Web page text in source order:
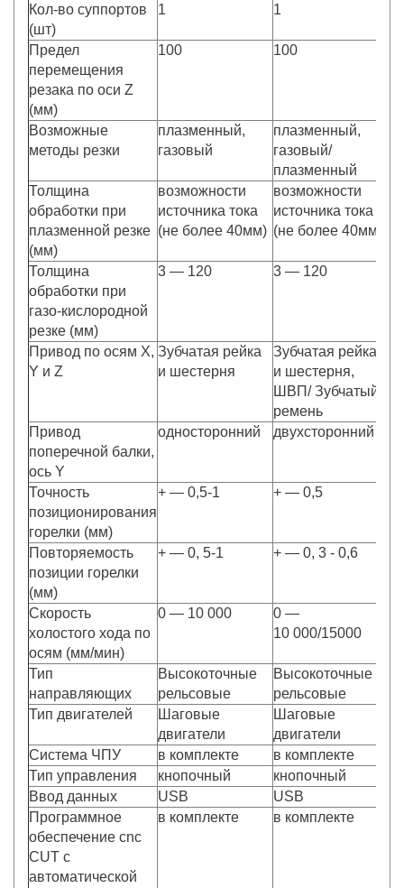
Кол-во суппортов
(шт)
1 1
Предел
перемещения
резака по оси Z
(мм)
100 100
Возможные
методы резки
плазменный,
газовый
плазменный,
газовый/
плазменный
Толщина
обработки при
плазменной резке
(мм)
возможности
источника тока
(не более 40мм)
возможности
источника тока
(не более 40мм)
Толщина
обработки при
газо-кислородной
резке (мм)
3 — 120 3 — 120
Привод по осям X,
Y и Z
Зубчатая рейка
и шестерня
Зубчатая рейка
и шестерня,
ШВП/ Зубчатый
ремень
Привод
поперечной балки,
ось Y
односторонний двухсторонний
Точность
позиционирования
горелки (мм)
+ — 0,5-1 + — 0,5
Повторяемость
позиции горелки
(мм)
+ — 0, 5-1 + — 0, 3 - 0,6
Скорость
холостого хода по
осям (мм/мин)
0 — 10 000
0 —
10 000/15000
Тип
направляющих
Высокоточные
рельсовые
Высокоточные
рельсовые
Тип двигателей
Шаговые
двигатели
Шаговые
двигатели
Система ЧПУ
в комплекте в комплекте
Тип управления
кнопочный кнопочный
Ввод данных
USB USB
Программное
обеспечение cnc
CUT с
автоматической
в комплекте в комплекте